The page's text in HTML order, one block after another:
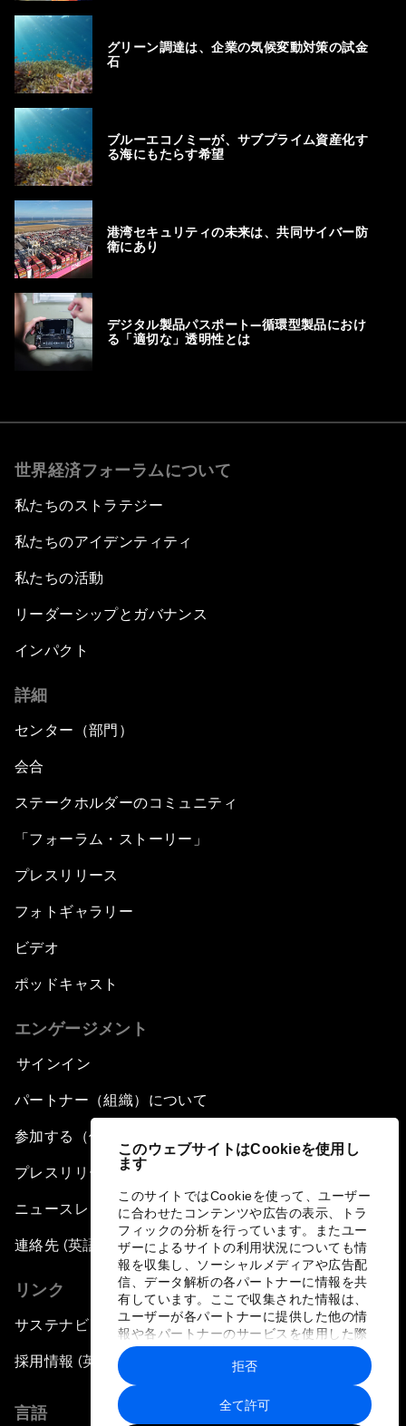
このウェブサイトはCookieを使用し
ます
このサイトではCookieを使って、ユーザー
に合わせたコンテンツや広告の表示、トラ
フィックの分析を行っています。またユー
ザーによるサイトの利用状況についても情
報を収集し、ソーシャルメディアや広告配
信、データ解析の各パートナーに情報を共
有しています。ここで収集された情報は、
ユーザーが各パートナーに提供した他の情
報や各パートナーのサービスを使用した際
に収集された情報と組み合わされ、各パー
トナーによって使用されることがありま
す。
全て許可
拒否
グリーン調達は、企業の気候変動対策の試金
石
ブルーエコノミーが、サブプライム資産化す
る海にもたらす希望
港湾セキュリティの未来は、共同サイバー防
衛にあり
デジタル製品パスポート―循環型製品におけ
る「適切な」透明性とは
世界経済フォーラムについて
私たちのストラテジー
私たちのアイデンティティ
私たちの活動
リーダーシップとガバナンス
インパクト
詳細
センター（部門）
会合
ステークホルダーのコミュニティ
「フォーラム・ストーリー」
プレスリリース
フォトギャラリー
ビデオ
ポッドキャスト
エンゲージメント
サインイン
パートナー（組織）について
参加する（個人、組織）
プレスリリース登録
ニュースレター購読
連絡先 (英語のみ)
リンク
サステナビリティへの取り組み
採用情報 (英語のみ)
言語